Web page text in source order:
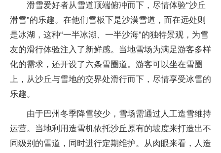
滑雪爱好者从雪道顶端俯冲而下，尽情体验“沙丘
滑雪”的乐趣。在他们雪板下是沙漠雪道，而在远处则
是冰湖，这种“一半冰湖、一半沙海”的独特景观，为雪
友的滑行体验注入了新鲜感。当地雪场为满足游客多样
化的需求，还开设了六条雪圈道。游客可以坐在雪圈
上，从沙丘与雪地的交界处滑行而下，尽情享受冰雪的
乐趣。
由于巴州冬季降雪较少，雪场需通过人工造雪维持
运营。当地利用造雪机依托沙丘原有的坡度来打造出不
同级别的雪道，同时进行定期维护。从肉眼来看，人造